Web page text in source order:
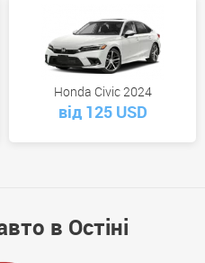
Honda Civic 2024
від 125 USD
в Остіні